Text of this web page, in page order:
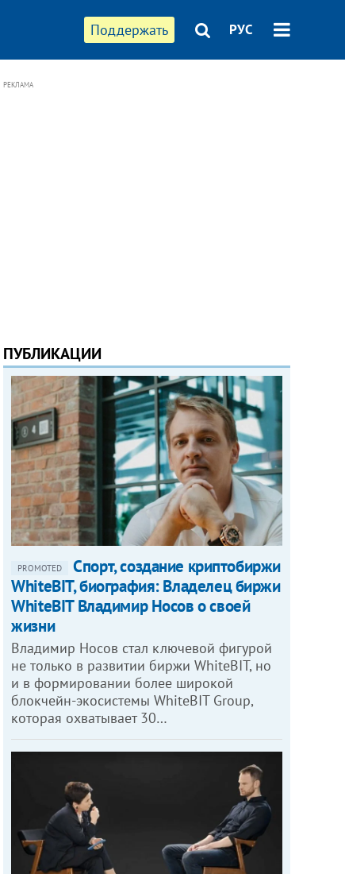
Поддержать РУС
РЕКЛАМА
ПУБЛИКАЦИИ
PROMOTED
Спорт, создание криптобиржи
WhiteBIT, биография: Владелец биржи
WhiteBIT Владимир Носов о своей
жизни
Владимир Носов стал ключевой фигурой
не только в развитии биржи WhiteBIT, но
и в формировании более широкой
блокчейн-экосистемы WhiteBIT Group,
которая охватывает 30…